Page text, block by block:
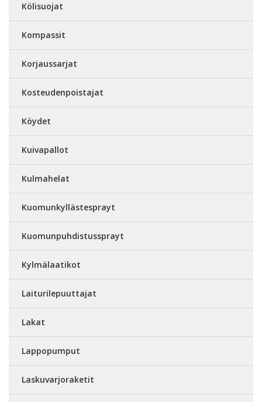
Kölisuojat
Kompassit
Korjaussarjat
Kosteudenpoistajat
Köydet
Kuivapallot
Kulmahelat
Kuomunkyllästesprayt
Kuomunpuhdistussprayt
Kylmälaatikot
Laiturilepuuttajat
Lakat
Lappopumput
Laskuvarjoraketit